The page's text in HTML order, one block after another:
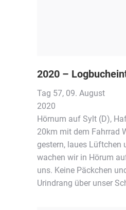
2020 –
Tag 57, 09. August
Hörnum auf Sylt (D),
20km mit dem Fahrrad
gestern, laues Lüftchen
wachen wir in Hörum
uns. Keine Päckchen
Urindrang über unser